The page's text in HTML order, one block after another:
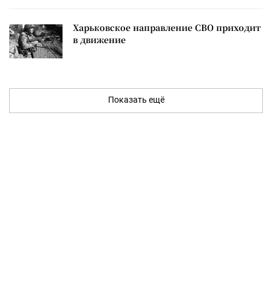
Харьковское направление СВО приходит
в движение
Показать ещё